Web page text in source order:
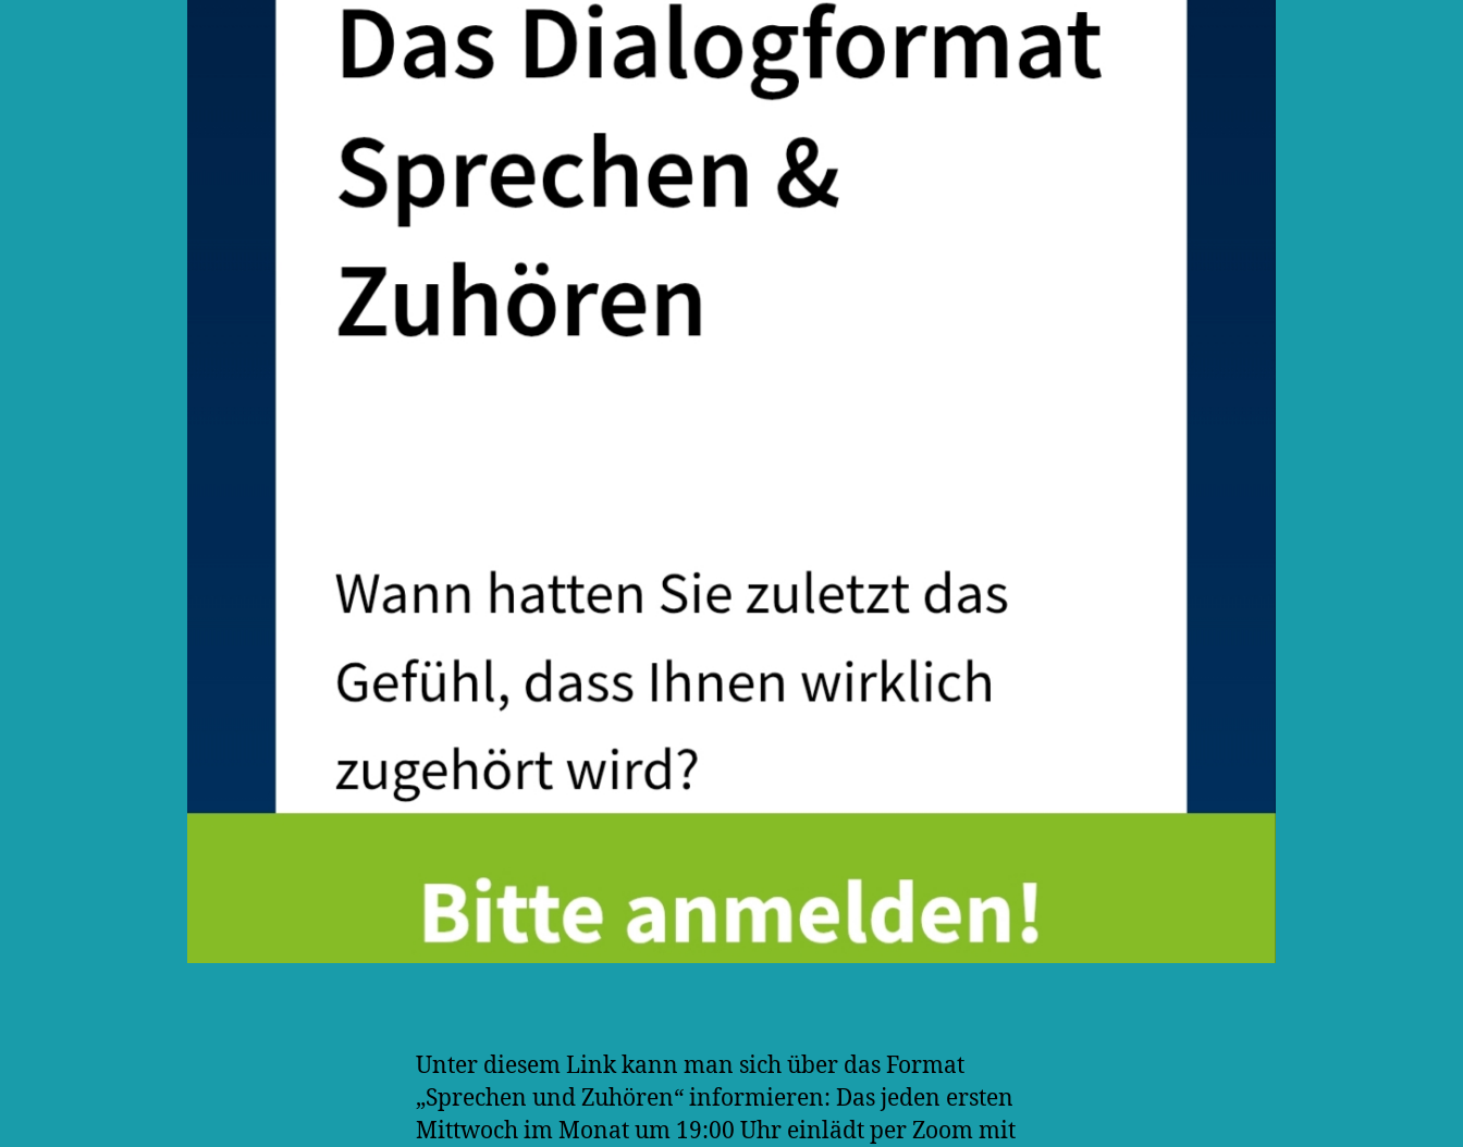
Unter diesem Link kann man sich über das Format
„Sprechen und Zuhören“ informieren: Das jeden ersten
Mittwoch im Monat um 19:00 Uhr einlädt per Zoom mit